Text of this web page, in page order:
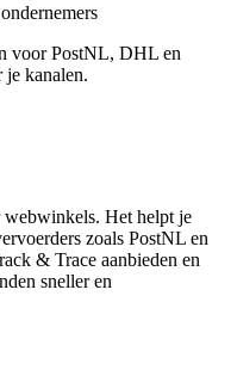
voor PostNL, DHL en
je kanalen.
Het helpt je
zoals PostNL en
& Trace aanbieden en
sneller en